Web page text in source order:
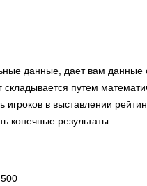
данные, дает вам данные
путем
игроков в выставлении
конечные результаты.